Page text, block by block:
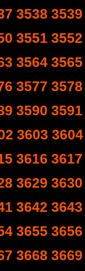
3538 3539
3551 3552
3564 3565
3577 3578
3590 3591
3603 3604
3616 3617
3629 3630
3642 3643
3655 3656
3668 3669